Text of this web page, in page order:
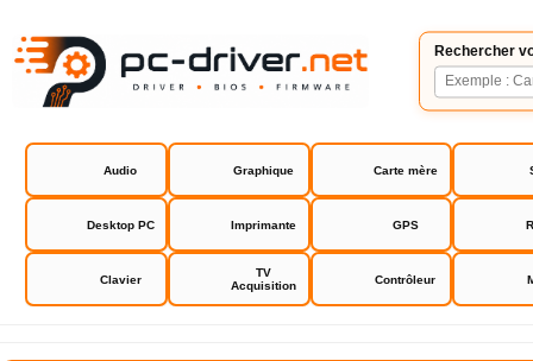
Rechercher
Audio Graphique Carte mère
Desktop PC Imprimante GPS
Clavier
TV
Acquisition
Contrôleur
Kioxia SSD Utility